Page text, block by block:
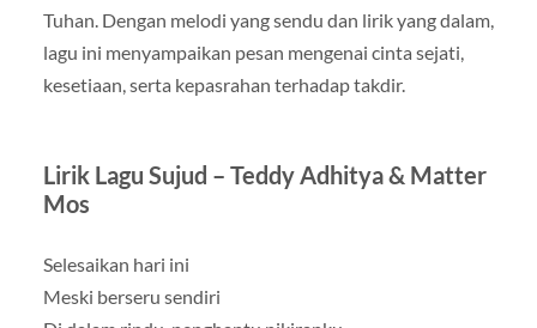
Tuhan. Dengan melodi yang sendu dan lirik yang dalam,
lagu ini menyampaikan pesan mengenai cinta sejati,
kesetiaan, serta kepasrahan terhadap takdir.
Lirik Lagu Sujud – Teddy Adhitya & Matter
Mos
Selesaikan hari ini
Meski berseru sendiri